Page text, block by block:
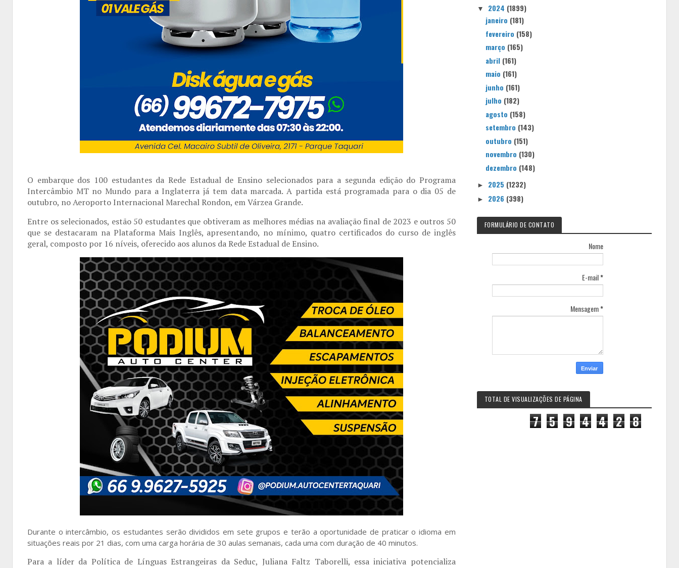
O embarque dos 100 estudantes da Rede Estadual de Ensino selecionados para a segunda edição do Programa
Intercâmbio MT no Mundo para a Inglaterra já tem data marcada. A partida está programada para o dia 05 de
outubro, no Aeroporto Internacional Marechal Rondon, em Várzea Grande.
Entre os selecionados, estão 50 estudantes que obtiveram as melhores médias na avaliação final de 2023 e outros 50
que se destacaram na Plataforma Mais Inglês, apresentando, no mínimo, quatro certificados do curso de inglês
geral, composto por 16 níveis, oferecido aos alunos da Rede Estadual de Ensino.
Durante o intercâmbio, os estudantes serão divididos em sete grupos e terão a oportunidade de praticar o idioma em
situações reais por 21 dias, com uma carga horária de 30 aulas semanais, cada uma com duração de 40 minutos.
Para a líder da Política de Línguas Estrangeiras da Seduc, Juliana Faltz Taborelli, essa iniciativa potencializa
▼ 2024 (1899)
janeiro (181)
fevereiro (158)
março (165)
abril (161)
maio (161)
junho (161)
julho (182)
agosto (158)
setembro (143)
outubro (151)
novembro (130)
dezembro (148)
► 2025 (1232)
► 2026 (398)
FORMULÁRIO DE CONTATO
Nome
E-mail*
Mensagem*
TOTAL DE VISUALIZAÇÕES DE PÁGINA
7 5 9 4 4 2 8